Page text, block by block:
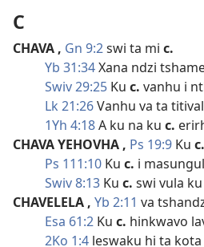
C
CHAVA , Gn 9:2swi ta mi c.
Yb 31:34Xana ndzi
Swiv 29:25 Ku c. vanhu i
Lk 21:26Vanhu va ta
1Yh 4:18A ku na ku c.
CHAVA YEHOVHA , Ps 19:9 Ku c.
Ps 111:10 Ku c. i
Swiv 8:13 Ku c. swi vula
CHAVELELA , Yb 2:11 va
Esa 61:2 Ku c. hinkwavo
2Ko 1:4 leswaku hi ta